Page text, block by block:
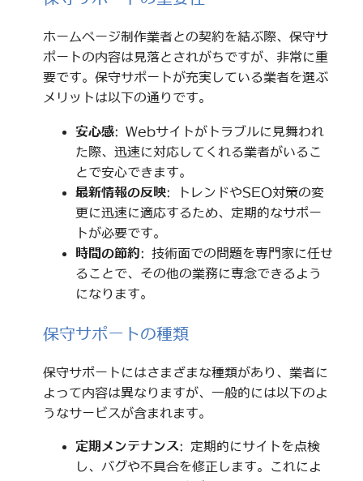
ホームページ制作業者との契約を結ぶ際、保守サ
ポートの内容は見落とされがちですが、非常に重
要です。保守サポートが充実している業者を選ぶ
メリットは以下の通りです。
安心感: Webサイトがトラブルに見舞われ
た際、迅速に対応してくれる業者がいるこ
とで安心できます。
最新情報の反映: トレンドやSEO対策の変
更に迅速に適応するため、定期的なサポー
トが必要です。
時間の節約: 技術面での問題を専門家に任せ
ることで、その他の業務に専念できるよう
になります。
保守サポートの種類
保守サポートにはさまざまな種類があり、業者に
よって内容は異なりますが、一般的には以下のよ
うなサービスが含まれます。
定期メンテナンス: 定期的にサイトを点検
し、バグや不具合を修正します。これによ